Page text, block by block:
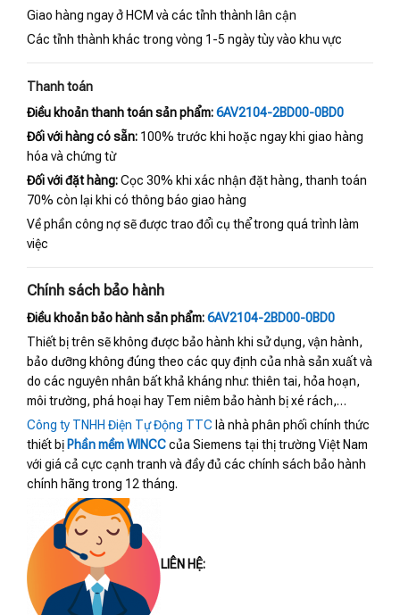
Giao hàng ngay ở HCM và các tỉnh thành lân cận
Các tỉnh thành khác trong vòng 1-5 ngày tùy vào khu vực
Thanh toán
Điều khoản thanh toán sản phẩm:6AV2104-2BD00-0BD0
Đối với hàng có sẵn: 100% trước khi hoặc ngay khi giao hàng
hóa và chứng từ
Đối với đặt hàng:Cọc 30% khi xác nhận đặt hàng, thanh toán
70% còn lại khi có thông báo giao hàng
Về phần công nợ sẽ được trao đổi cụ thể trong quá trình làm
việc
Chính sách bảo hành
Điều khoản bảo hành sản phẩm:6AV2104-2BD00-0BD0
Thiết bị trên sẽ không được bảo hành khi sử dụng, vận hành,
bảo dưỡng không đúng theo các quy định của nhà sản xuất và
do các nguyên nhân bất khả kháng như: thiên tai, hỏa hoạn,
môi trường, phá hoại hay Tem niêm bảo hành bị xé rách,…
Công ty TNHH Điện Tự Động TTC là nhà phân phối chính thức
thiết bị Phần mềm WINCCcủa Siemens tại thị trường Việt Nam
với giá cả cực cạnh tranh và đầy đủ các chính sách bảo hành
chính hãng trong 12 tháng.
LIÊN HỆ: